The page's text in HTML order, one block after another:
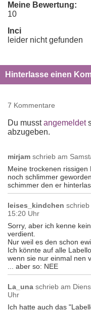
Meine Bewertung:
10
Inci
leider nicht gefunden
Hinterlasse einen
7 Kommentare
Du musstangemeldet
abzugeben.
mirjam schrieb am
Meine trockenen
noch schlimmer
schimmer den er
leises_kindchen schrieb
15:20 Uhr
Sorry, aber ich kenne
verdient.
Nur weil es den schon
Ich könnte auf alle
wenn sie nur einmal nen
... aber so: NEE
La_una schrieb am
Uhr
Ich hatte auch das